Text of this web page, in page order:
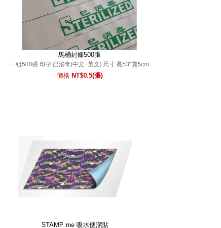
馬桶封條500張
一組500張 印字:已消毒(中文+英文) 尺寸:長53*寬5cm
價格 NT$0.5(張)
STAMP me 吸水便潔貼